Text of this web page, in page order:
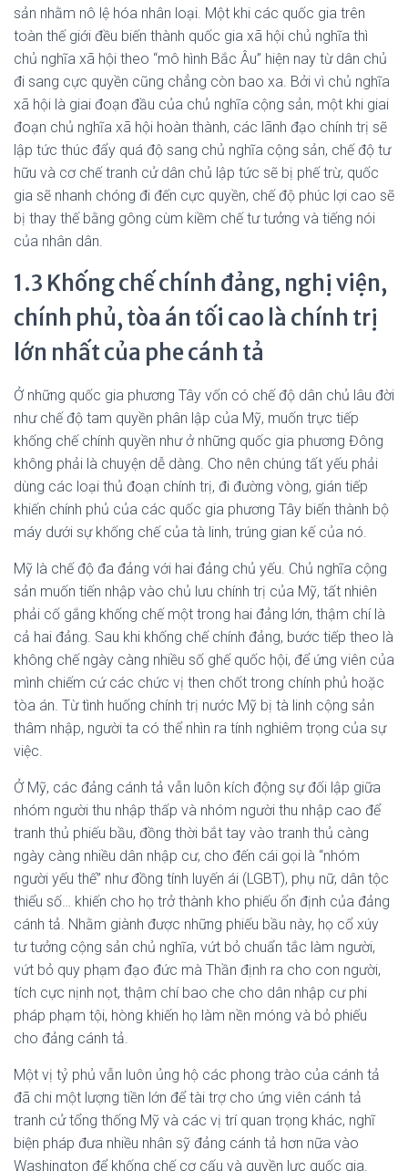
sản nhằm nô lệ hóa nhân loại. Một khi các quốc gia trên
toàn thế giới đều biến thành quốc gia xã hội chủ nghĩa thì
chủ nghĩa xã hội theo “mô hình Bắc Âu” hiện nay từ dân chủ
đi sang cực quyền cũng chẳng còn bao xa. Bởi vì chủ nghĩa
xã hội là giai đoạn đầu của chủ nghĩa cộng sản, một khi giai
đoạn chủ nghĩa xã hội hoàn thành, các lãnh đạo chính trị sẽ
lập tức thúc đẩy quá độ sang chủ nghĩa cộng sản, chế độ tư
hữu và cơ chế tranh cử dân chủ lập tức sẽ bị phế trừ, quốc
gia sẽ nhanh chóng đi đến cực quyền, chế độ phúc lợi cao sẽ
bị thay thế bằng gông cùm kiềm chế tư tưởng và tiếng nói
của nhân dân.
1.3 Khống chế chính đảng, nghị viện,
chính phủ, tòa án tối cao là chính trị
lớn nhất của phe cánh tả
Ở những quốc gia phương Tây vốn có chế độ dân chủ lâu đời
như chế độ tam quyền phân lập của Mỹ, muốn trực tiếp
khống chế chính quyền như ở những quốc gia phương Đông
không phải là chuyện dễ dàng. Cho nên chúng tất yếu phải
dùng các loại thủ đoạn chính trị, đi đường vòng, gián tiếp
khiến chính phủ của các quốc gia phương Tây biến thành bộ
máy dưới sự khống chế của tà linh, trúng gian kế của nó.
Mỹ là chế độ đa đảng với hai đảng chủ yếu. Chủ nghĩa cộng
sản muốn tiến nhập vào chủ lưu chính trị của Mỹ, tất nhiên
phải cố gắng khống chế một trong hai đảng lớn, thậm chí là
cả hai đảng. Sau khi khống chế chính đảng, bước tiếp theo là
không chế ngày càng nhiều số ghế quốc hội, để ứng viên của
mình chiếm cứ các chức vị then chốt trong chính phủ hoặc
tòa án. Từ tình huống chính trị nước Mỹ bị tà linh cộng sản
thâm nhập, người ta có thể nhìn ra tính nghiêm trọng của sự
việc.
Ở Mỹ, các đảng cánh tả vẫn luôn kích động sự đối lập giữa
nhóm người thu nhập thấp và nhóm người thu nhập cao để
tranh thủ phiếu bầu, đồng thời bắt tay vào tranh thủ càng
ngày càng nhiều dân nhập cư, cho đến cái gọi là “nhóm
người yếu thế” như đồng tính luyến ái (LGBT), phụ nữ, dân tộc
thiểu số… khiến cho họ trở thành kho phiếu ổn định của đảng
cánh tả. Nhằm giành được những phiếu bầu này, họ cổ xúy
tư tưởng cộng sản chủ nghĩa, vứt bỏ chuẩn tắc làm người,
vứt bỏ quy phạm đạo đức mà Thần định ra cho con người,
tích cực nịnh nọt, thậm chí bao che cho dân nhập cư phi
pháp phạm tội, hòng khiến họ làm nền móng và bỏ phiếu
cho đảng cánh tả.
Một vị tỷ phủ vẫn luôn ủng hộ các phong trào của cánh tả
đã chi một lượng tiền lớn để tài trợ cho ứng viên cánh tả
tranh cử tổng thống Mỹ và các vị trí quan trọng khác, nghĩ
biện pháp đưa nhiều nhân sỹ đảng cánh tả hơn nữa vào
Washington để khống chế cơ cấu và quyền lực quốc gia.